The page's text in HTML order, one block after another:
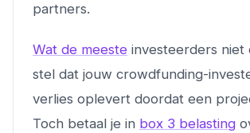
partners.
Wat de meeste investeerders niet
stel dat jouw crowdfunding-
verlies oplevert doordat een
Toch betaal je in box 3 belasting